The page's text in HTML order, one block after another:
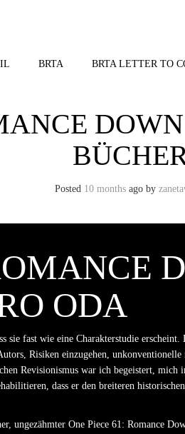
BRTA BRTA LETTER TO
Posted 10 months ago by
ODA
fast wie eine Charakterstudie
Risiken einzugehen,
Revisionismus war ich begeistert, mich
dass er den breiteren
ungezähmter One Piece 61: Romance